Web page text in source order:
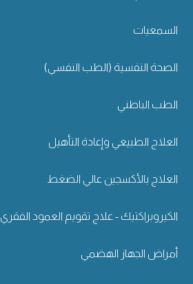
السمعيات
الصحة النفسية (الطب النفسي)
الطب الباطني
العلاج الطبيعي وإعادة التأهيل
العلاج بالأكسجين عالي الضغط
الكيروبراكتيك - علاج تقويم العمود الفقري
أمراض الجهاز الهضمي